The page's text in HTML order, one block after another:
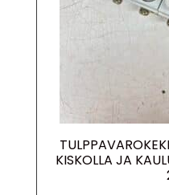
KISKOLLA JA